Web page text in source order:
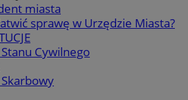
miasta
sprawę w Urzędzie Miasta?
Cywilnego